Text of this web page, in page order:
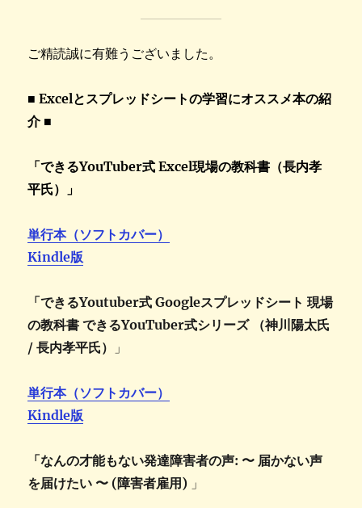
ご精読誠に有難うございました。
■Excelとスプレッドシートの学習にオススメ本の紹
介 ■
「できるYouTuber式 Excel現場の教科書（長内孝
平氏）」
単行本（ソフトカバー）
Kindle版
「できるYoutuber式 Googleスプレッドシート 現場
の教科書 できるYouTuber式シリーズ （神川陽太氏
/ 長内孝平氏）
」
単行本（ソフトカバー）
Kindle版
「なんの才能もない発達障害者の声: 〜 届かない声
を届けたい 〜 (障害者雇用) 」